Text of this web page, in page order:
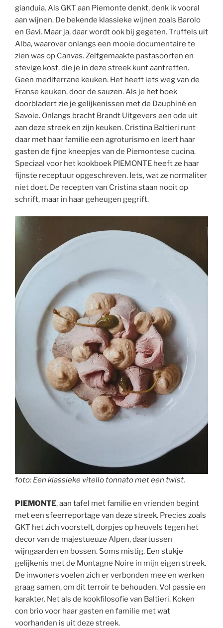
gianduia. Als GKT aan Piemonte denkt, denk ik vooral
aan wijnen. De bekende klassieke wijnen zoals Barolo
en Gavi. Maar ja, daar wordt ook bij gegeten. Truffels uit
Alba, waarover onlangs een mooie documentaire te
zien was op Canvas. Zelfgemaakte pastasoorten en
stevige kost, die je in deze streek kunt aantreffen.
Geen mediterrane keuken. Het heeft iets weg van de
Franse keuken, door de sauzen. Als je het boek
doorbladert zie je gelijkenissen met de Dauphiné en
Savoie. Onlangs bracht Brandt Uitgevers een ode uit
aan deze streek en zijn keuken. Cristina Baltieri runt
daar met haar familie een agroturismo en leert haar
gasten de fijne kneepjes van de Piemontese cucina.
Speciaal voor het kookboek PIEMONTE heeft ze haar
fijnste receptuur opgeschreven. Iets, wat ze normaliter
niet doet. De recepten van Cristina staan nooit op
schrift, maar in haar geheugen gegrift.
foto: Een klassieke vitello tonnato met een twist.
PIEMONTE, aan tafel met familie en vrienden begint
met een sfeerreportage van deze streek. Precies zoals
GKT het zich voorstelt, dorpjes op heuvels tegen het
decor van de majestueuze Alpen, daartussen
wijngaarden en bossen. Soms mistig. Een stukje
gelijkenis met de Montagne Noire in mijn eigen streek.
De inwoners voelen zich er verbonden mee en werken
graag samen, om dit terroir te behouden. Vol passie en
karakter. Net als de kookfilosofie van Baltieri. Koken
con brio voor haar gasten en familie met wat
voorhanden is uit deze streek.